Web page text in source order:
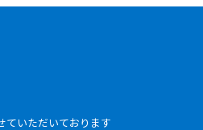
ていただいております